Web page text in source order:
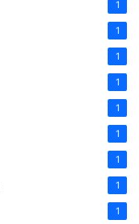
1
1
1
1
1
1
1
1
1